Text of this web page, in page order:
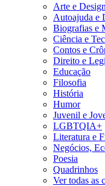
Arte e Design
Autoajuda e
Biografias e
Ciência e
Contos e
Direito e
Educação
Filosofia
História
Humor
Juvenil e
LGBTQIA+
Literatura e
Negócios,
Poesia
Quadrinhos
Ver todas as